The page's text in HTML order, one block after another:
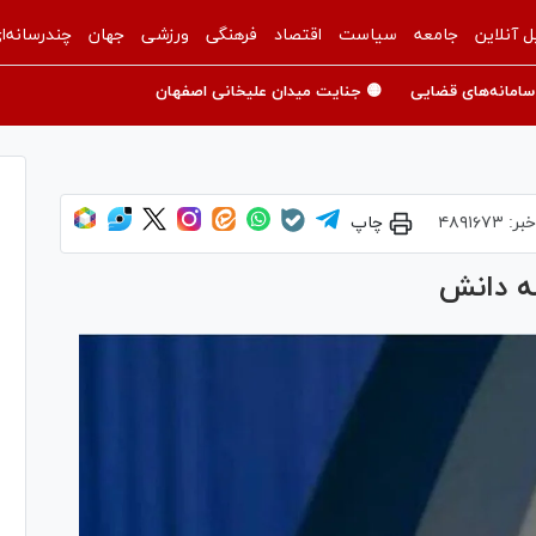
آنلاین جامعه سیاست اقتصاد فرهنگی ورزشی جهان
قضایی 🟡 جنایت میدان علیخانی اصفهان
۴۸۹۱۶۷۳ چاپ
دانش